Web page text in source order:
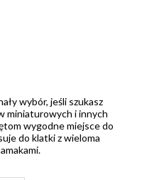
wybór, jeśli szukasz
miniaturowych i innych
wygodne miejsce do
do klatki z wieloma